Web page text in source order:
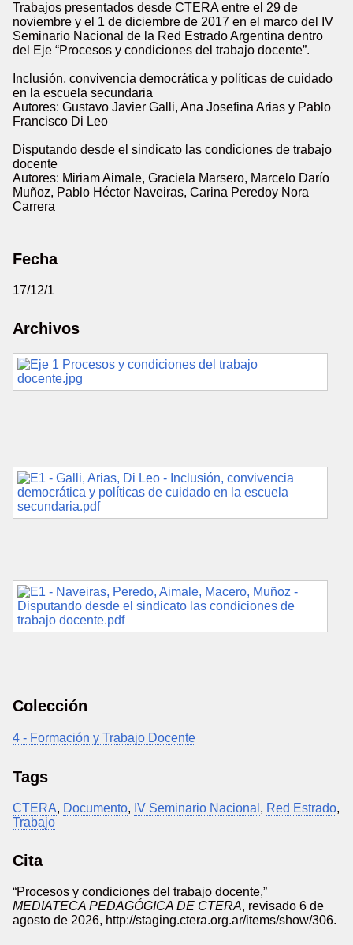
Trabajos presentados desde CTERA entre el 29 de
noviembre y el 1 de diciembre de 2017 en el marco del IV
Seminario Nacional de la Red Estrado Argentina dentro
del Eje “Procesos y condiciones del trabajo docente”.
Inclusión, convivencia democrática y políticas de cuidado
en la escuela secundaria
Autores: Gustavo Javier Galli, Ana Josefina Arias y Pablo
Francisco Di Leo
Disputando desde el sindicato las condiciones de trabajo
docente
Autores: Miriam Aimale, Graciela Marsero, Marcelo Darío
Muñoz, Pablo Héctor Naveiras, Carina Peredoy Nora
Carrera
Fecha
17/12/1
Archivos
Colección
4 - Formación y Trabajo Docente
Tags
CTERA, Documento, IV Seminario Nacional , Red Estrado,
Trabajo
Cita
“Procesos y condiciones del trabajo docente,”
MEDIATECA PEDAGÓGICA DE CTERA, revisado 6 de
agosto de 2026, http://staging.ctera.org.ar/items/show/306.